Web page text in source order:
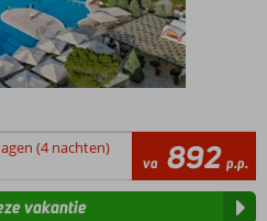
(4 nachten)
va 892 p.p.
vakantie